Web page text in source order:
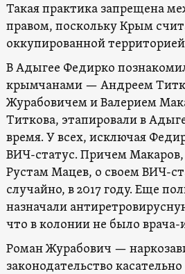
Такая практика запрещена
правом, поскольку Крым
оккупированной
В Адыгее Федирко
крымчанами — Андреем
Журабовичем и Валерием
Титкова, этапировали в
время. У всех, исключая
ВИЧ-статус. Причем Макаров,
Рустам Мацев, о своем ВИЧ-
случайно, в 2017 году. Еще
назначали
что в колонии не было
Роман Журабович —
законодательство